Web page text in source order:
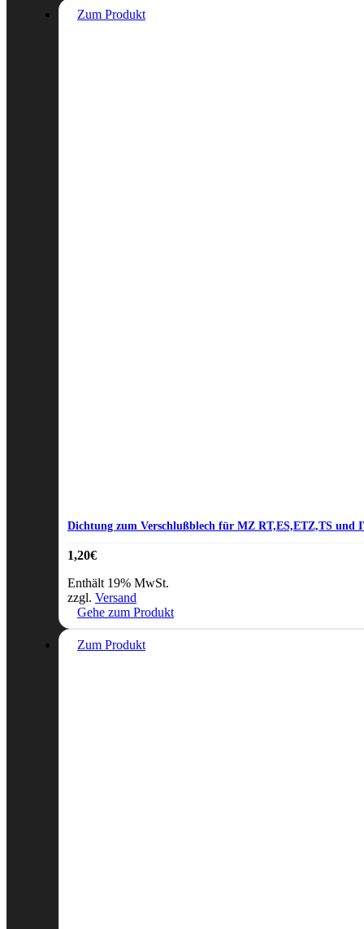
Zum Produkt
Dichtung zum Verschlußblech für MZ RT,ES,ETZ,TS und
1,20€
Enthält 19% MwSt.
zzgl. Versand
Gehe zum Produkt
Zum Produkt